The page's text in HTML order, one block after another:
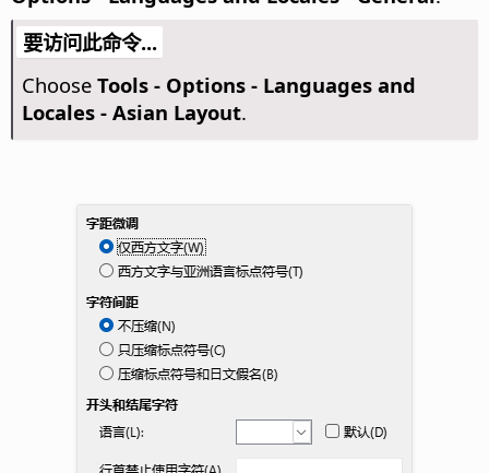
要访问此命令...
Choose Tools - Options- Languages and
Locales - Asian Layout.